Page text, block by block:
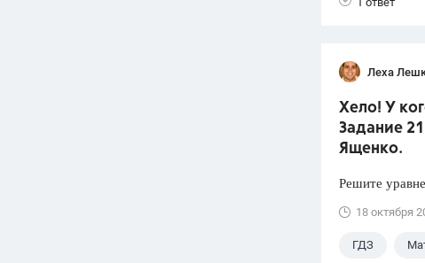
Леха
Хело! У
Задание
Ященко.
Решите
18 октября
ГДЗ